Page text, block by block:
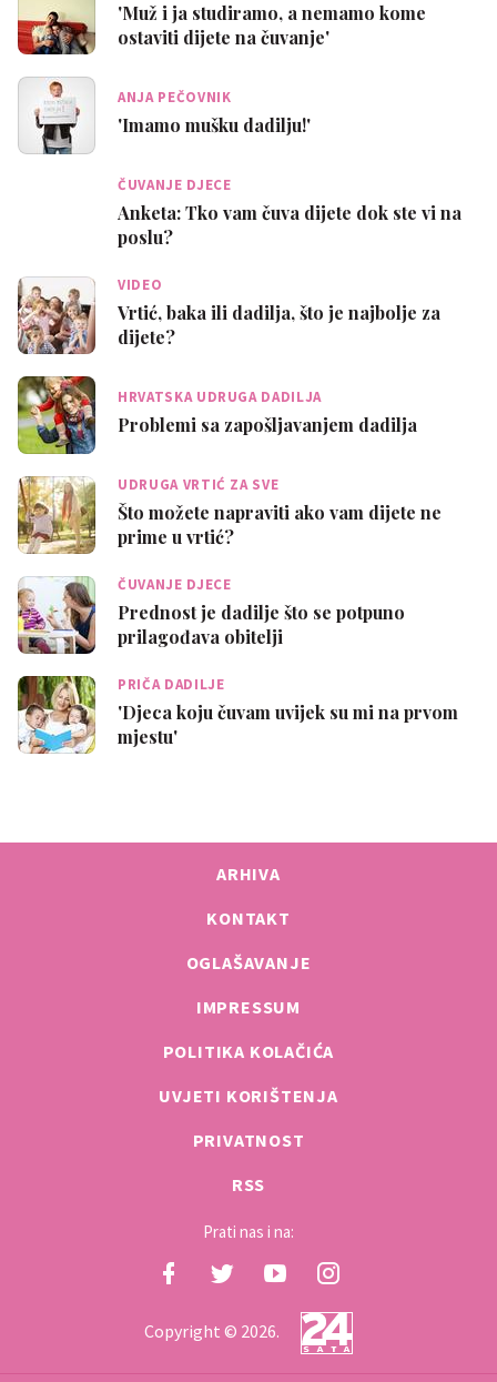
'Muž i ja studiramo, a nemamo kome
ostaviti dijete na čuvanje'
ANJA PEČOVNIK
'Imamo mušku dadilju!'
ČUVANJE DJECE
Anketa: Tko vam čuva dijete dok ste vi na
poslu?
VIDEO
Vrtić, baka ili dadilja, što je najbolje za
dijete?
HRVATSKA UDRUGA DADILJA
Problemi sa zapošljavanjem dadilja
UDRUGA VRTIĆ ZA SVE
Što možete napraviti ako vam dijete ne
prime u vrtić?
ČUVANJE DJECE
Prednost je dadilje što se potpuno
prilagođava obitelji
PRIČA DADILJE
'Djeca koju čuvam uvijek su mi na prvom
mjestu'
ARHIVA
KONTAKT
OGLAŠAVANJE
IMPRESSUM
POLITIKA KOLAČIĆA
UVJETI KORIŠTENJA
PRIVATNOST
RSS
Prati nas i na:
Copyright © 2026.